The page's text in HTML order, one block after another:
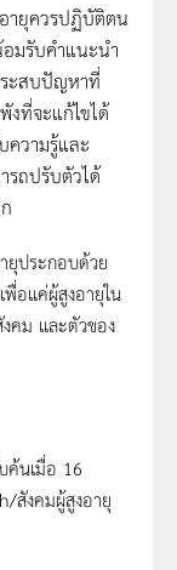
ายุควรปฏิบัติตน
มรับคำแนะนำ
ะสบปัญหาที่
ที่จะแก้ไขได้
ความรู้และ
รถปรับตัวได้
ประกอบด้วย
พื่อแค่ผู้สูงอายุใน
คม และตัวของ
ค้นเมื่อ 16
งคมผู้สูงอายุ